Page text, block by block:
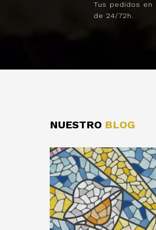
Tus pedidos en
de 24/72h.
NUESTRO BLOG